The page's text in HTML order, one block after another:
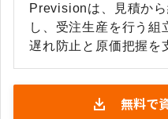
Previsionは、見積か
し、受注生産を行う組
遅れ防止と原価把握を
庫引当が処理され、
直接システムへ登録できます。 現
無料で